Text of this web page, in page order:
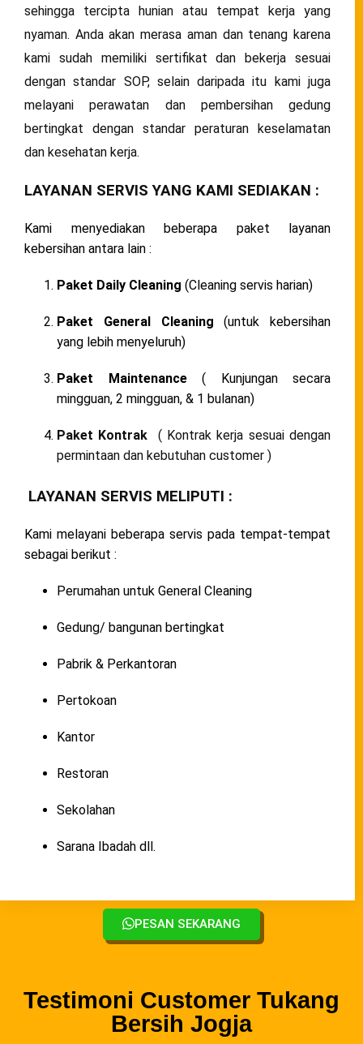
sehingga tercipta hunian atau tempat kerja yang
nyaman. Anda akan merasa aman dan tenang karena
kami sudah memiliki sertifikat dan bekerja sesuai
dengan standar SOP, selain daripada itu kami juga
melayani perawatan dan pembersihan gedung
bertingkat dengan standar peraturan keselamatan
dan kesehatan kerja.
LAYANAN SERVIS YANG KAMI SEDIAKAN :
Kami menyediakan beberapa paket layanan
kebersihan antara lain :
Paket Daily Cleaning (Cleaning servis harian)
Paket General Cleaning (untuk kebersihan
yang lebih menyeluruh)
Paket Maintenance( Kunjungan secara
mingguan, 2 mingguan, & 1 bulanan)
Paket Kontrak ( Kontrak kerja sesuai dengan
permintaan dan kebutuhan customer )
LAYANAN SERVIS MELIPUTI :
Kami melayani beberapa servis pada tempat-tempat
sebagai berikut :
Perumahan untuk General Cleaning
Gedung/ bangunan bertingkat
Pabrik & Perkantoran
Pertokoan
Kantor
Restoran
Sekolahan
Sarana Ibadah dll.
PESAN SEKARANG
Testimoni Customer Tukang
Bersih Jogja